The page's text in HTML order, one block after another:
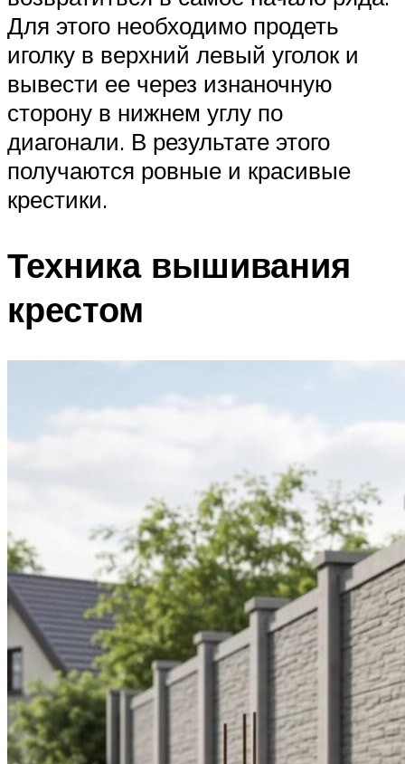
Для этого необходимо продеть
иголку в верхний левый уголок и
вывести ее через изнаночную
сторону в нижнем углу по
диагонали. В результате этого
получаются ровные и красивые
крестики.
Техника вышивания
крестом